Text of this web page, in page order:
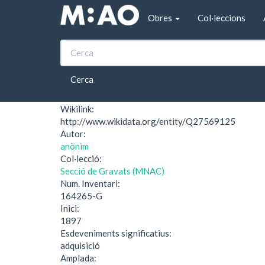
Vés al contingut
Obres
Col·leccions
Cerca
Inici Ex libris et collectis/ H.Décret
Ex libris et
Wikilink:
http://www.wikidata.org/entity/Q27569125
Autor:
anònim
Col·lecció:
Secció de Gravats (MNAC)
Num. Inventari:
164265-G
Inici:
1897
Esdeveniments significatius:
adquisició
Amplada: